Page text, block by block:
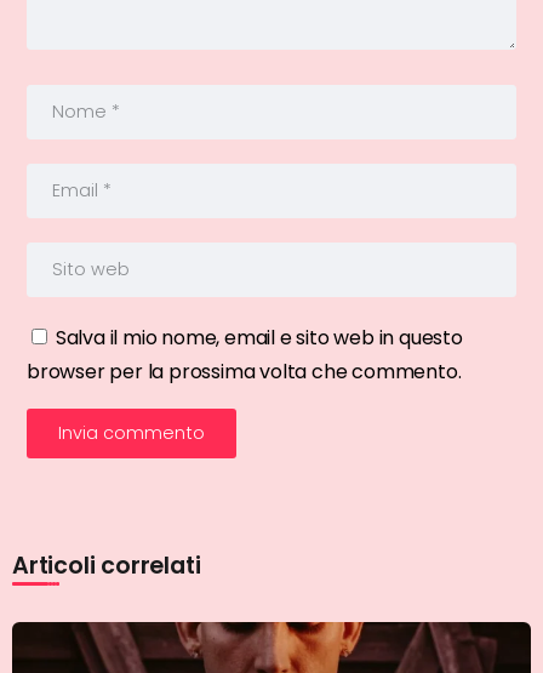
Salva il mio nome, email e sito web in questo
browser per la prossima volta che commento.
Articoli correlati